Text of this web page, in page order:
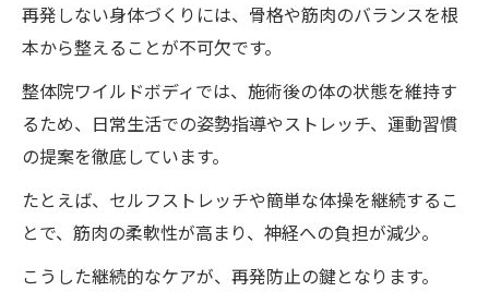
を実現する方法
整体院ワイルドボディで効率的に痛みを改
善するコツ
整体院ワイルドボディなら30分で辛い痛みも改
善可能
整体院ワイルドボディの施術で30分以内に
痛みが和らぐ理由
整体院ワイルドボディで即日変化を実感で
再発しない身体づくりには、骨格や筋肉のバランスを根
本から整えることが不可欠です。
整体院ワイルドボディでは、施術後の体の状態を維持す
るため、日常生活での姿勢指導やストレッチ、運動習慣
の提案を徹底しています。
たとえば、セルフストレッチや簡単な体操を継続するこ
とで、筋肉の柔軟性が高まり、神経への負担が減少。
こうした継続的なケアが、再発防止の鍵となります。